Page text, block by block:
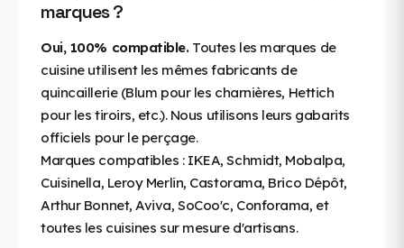
marques ?
Oui, 100% compatible.Toutes les marques de
cuisine utilisent les mêmes fabricants de
quincaillerie (Blum pour les charnières, Hettich
pour les tiroirs, etc.). Nous utilisons leurs gabarits
officiels pour le perçage.
Marques compatibles : IKEA, Schmidt, Mobalpa,
Cuisinella, Leroy Merlin, Castorama, Brico Dépôt,
Arthur Bonnet, Aviva, SoCoo'c, Conforama, et
toutes les cuisines sur mesure d'artisans.